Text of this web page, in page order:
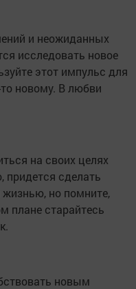
и неожиданных
исследовать новое
этот импульс для
новому. В любви
на своих целях
придется сделать
но помните,
плане старайтесь
новым